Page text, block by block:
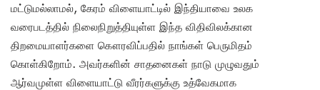
மட்டுமல்லாமல், கேரம் விளையாட்டில் இந்தியாவை உலக
வரைபடத்தில் நிலைநிறுத்தியுள்ள இந்த விதிவிலக்கான
திறமையாளர்களை கௌரவிப்பதில் நாங்கள் பெருமிதம்
கொள்கிறோம். அவர்களின் சாதனைகள் நாடு முழுவதும்
ஆர்வமுள்ள விளையாட்டு வீரர்களுக்கு உத்வேகமாக